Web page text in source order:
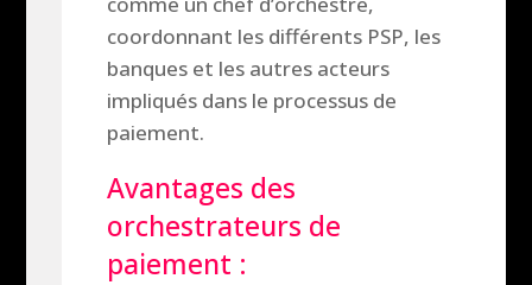
coordonnant les différents PSP, les
banques et les autres acteurs
impliqués dans le processus de
paiement.
Avantages des
orchestrateurs de
paiement :